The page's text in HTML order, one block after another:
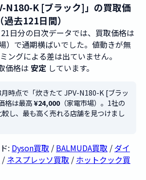
N180-K [ブラック]」の買取価
去121日間）
日分の日次データでは、買取価格は
場）で通期横ばいでした。値動きが無
ングによる差は出ていません。
価格は 安定 しています。
時点で「炊きたて JPV-N180-K [ブラッ
格は最高¥24,000（家電市場）。1社の
し、最も高く売れる店舗を見つけまし
: Dyson買取 / BALMUDA買取 / ダイ
/ ネスプレッソ買取 / ホットクック買